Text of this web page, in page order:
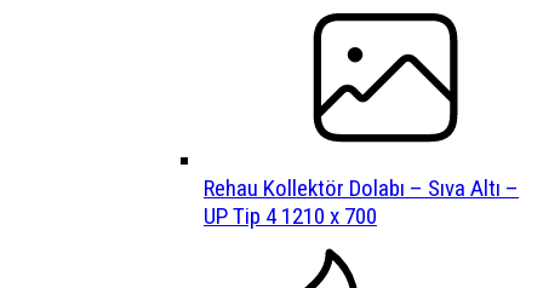
Rehau Kollektör Dolabı – Sıva Altı –
UP Tip 4 1210 x 700